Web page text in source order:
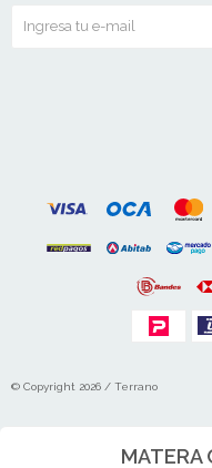
MATERA
© Copyright 2026 / Terrano